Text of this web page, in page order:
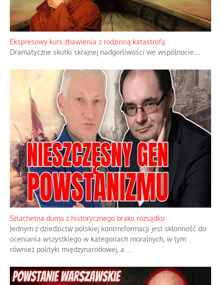
Ekspresowy kurs zbawienia z rodzinną katastrofą
Dramatyczne skutki skrajnej nadgorliwości we wspólnocie.
Szlachetna duma z historycznego braku rozsądku
Jednym z dziedzictw polskiej kontrreformacji jest skłonność do
oceniania wszystkiego w kategoriach moralnych, w tym
również polityki międzynarodowej, a